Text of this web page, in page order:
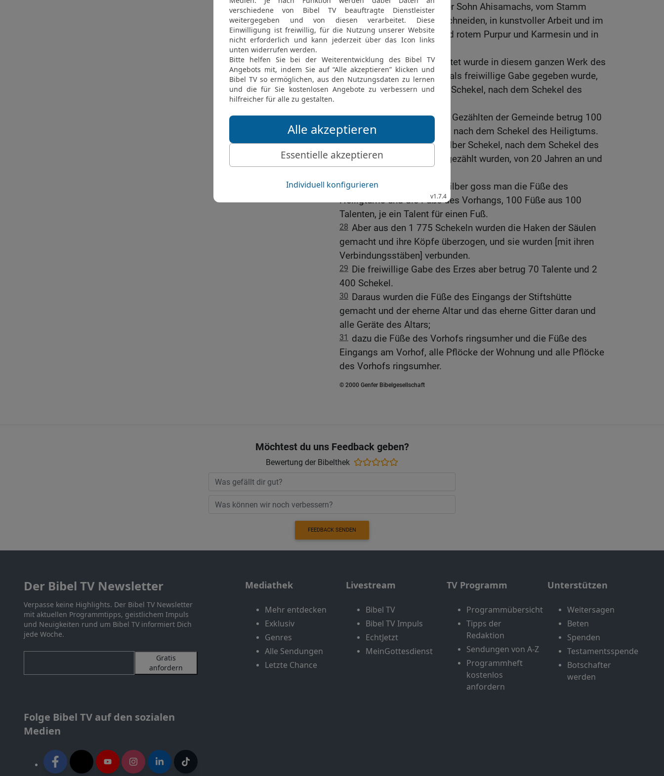
23 und mit ihm Oholiab, der Sohn Ahisamachs, vom Stamm
Dan, ein Meister im Steinschneiden, in kunstvoller Arbeit und im
Buntwirken von blauem und rotem Purpur und Karmesin und in
24 Alles Gold, das verarbeitet wurde in diesem ganzen Werk des
Heiligtums, das Gold, das als freiwillige Gabe gegeben wurde,
betrug 29 Talente und 730 Schekel, nach dem Schekel des
25 Das Silber aber von den Gezählten der Gemeinde betrug 100
Talente und 1 775 Schekel, nach dem Schekel des Heiligtums.
26 Ein Beka je Kopf, ein halber Schekel, nach dem Schekel des
Heiligtums, von allen, die gezählt wurden, von 20 Jahren an und
27 Aus den 100 Talenten Silber goss man die Füße des
Heiligtums und die Füße des Vorhangs, 100 Füße aus 100
Talenten, je ein Talent für einen Fuß.
28 Aber aus den 1 775 Schekeln wurden die Haken der Säulen
gemacht und ihre Köpfe überzogen, und sie wurden [mit ihren
Verbindungsstäben] verbunden.
29 Die freiwillige Gabe des Erzes aber betrug 70 Talente und 2
400 Schekel.
30 Daraus wurden die Füße des Eingangs der Stiftshütte
gemacht und der eherne Altar und das eherne Gitter daran und
alle Geräte des Altars;
31 dazu die Füße des Vorhofs ringsumher und die Füße des
Eingangs am Vorhof, alle Pflöcke der Wohnung und alle Pflöcke
des Vorhofs ringsumher.
© 2000 Genfer Bibelgesellschaft
Möchtest du uns Feedback geben?
Bewertung der Bibelthek
FEEDBACK SENDEN
Der Bibel TV Newsletter
Verpasse keine Highlights. Der Bibel TV Newsletter
mit aktuellen Programmtipps, geistlichem Impuls
und Neuigkeiten rund um Bibel TV informiert Dich
jede Woche.
Gratis
anfordern
Folge Bibel TV auf den sozialen
Medien
Mediathek
Mehr entdecken
Exklusiv
Genres
Alle Sendungen
Letzte Chance
Livestream
Bibel TV
Bibel TV Impuls
EchtJetzt
MeinGottesdienst
TV Programm
Programmübersicht
Tipps der
Redaktion
Sendungen von A-Z
Programmheft
kostenlos
anfordern
Unterstützen
Weitersagen
Beten
Spenden
Testamentsspende
Botschafter
werden